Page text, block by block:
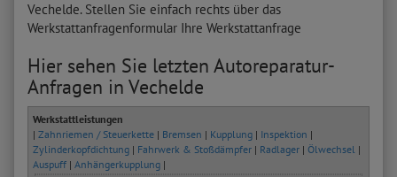
Vechelde. Stellen Sie einfach rechts über das
Werkstattanfragenformular Ihre Werkstattanfrage
Hier sehen Sie letzten Autoreparatur-
Anfragen in Vechelde
Werkstattleistungen
| Zahnriemen / Steuerkette | Bremsen | Kupplung | Inspektion |
Zylinderkopfdichtung | Fahrwerk & Stoßdämpfer | Radlager | Ölwechsel |
Auspuff | Anhängerkupplung |